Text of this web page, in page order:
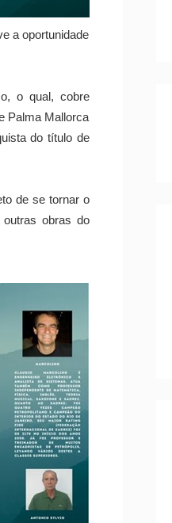
a oportunidade
o qual, cobre
Palma Mallorca
do título de
de se tornar o
obras do